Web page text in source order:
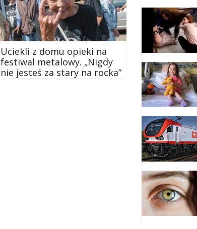
Uciekli z domu opieki na
festiwal metalowy. „Nigdy
nie jesteś za stary na rocka”